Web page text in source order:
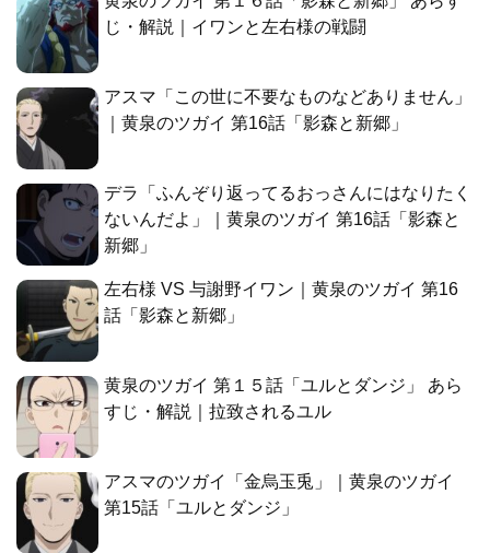
じ・解説｜イワンと左右様の戦闘
アスマ「この世に不要なものなどありません」
｜黄泉のツガイ 第16話「影森と新郷」
デラ「ふんぞり返ってるおっさんにはなりたく
ないんだよ」｜黄泉のツガイ 第16話「影森と
新郷」
左右様 VS 与謝野イワン｜黄泉のツガイ 第16
話「影森と新郷」
黄泉のツガイ 第１５話「ユルとダンジ」 あら
すじ・解説｜拉致されるユル
アスマのツガイ「金烏玉兎」｜黄泉のツガイ
第15話「ユルとダンジ」